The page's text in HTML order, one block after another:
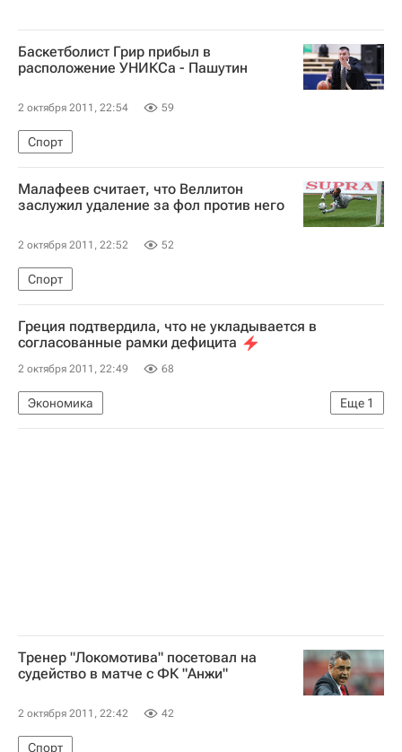
Баскетболист Грир прибыл в
расположение УНИКСа - Пашутин
2 октября 2011, 22:54 59
Спорт
Малафеев считает, что Веллитон
заслужил удаление за фол против него
2 октября 2011, 22:52 52
Спорт
Греция подтвердила, что не укладывается в
согласованные рамки дефицита
2 октября 2011, 22:49 68
Еще 1
Экономика
Меры, принимаемые Грецией для получения финподдержки ЕС
Тренер "Локомотива" посетовал на
судейство в матче с ФК "Анжи"
2 октября 2011, 22:42 42
Спорт